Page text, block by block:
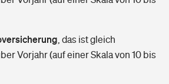
Versicherer finden
das ist gleich
Vorjahr (auf einer Skala von 10 bis